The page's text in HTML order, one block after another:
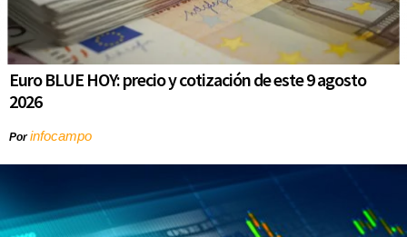
Euro BLUE HOY: precio y cotización de este 9 agosto
2026
Porinfocampo